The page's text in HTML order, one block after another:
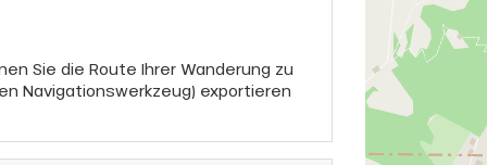
Sie die Route Ihrer Wanderung zu
Navigationswerkzeug) exportieren